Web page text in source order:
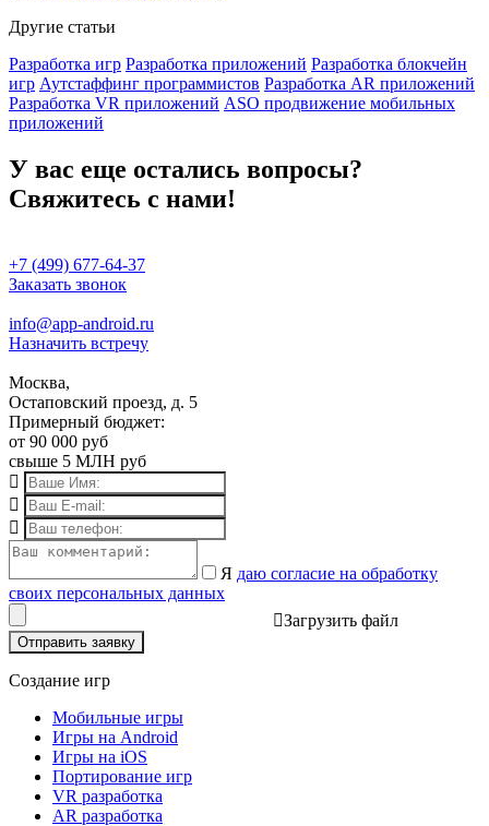
Другие статьи
Разработка игр Разработка приложений Разработка блокчейн
игр Аутстаффинг программистов Разработка AR приложений
Разработка VR приложений ASO продвижение мобильных
приложений
У вас еще остались вопросы?
Свяжитесь с нами!
+7 (499) 677-64-37
Заказать звонок
info@app-android.ru
Назначить встречу
Москва,
Остаповский проезд, д. 5
Примерный бюджет:
от 90 000 руб
свыше 5 МЛН руб
Я даю согласие на обработку
своих персональных данных
Загрузить файл
Отправить заявку
Создание игр
Мобильные игры
Игры на Android
Игры на iOS
Портирование игр
VR разработка
AR разработка